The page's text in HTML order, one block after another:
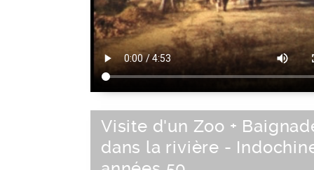
Visite d'un Zoo +
dans la rivière -